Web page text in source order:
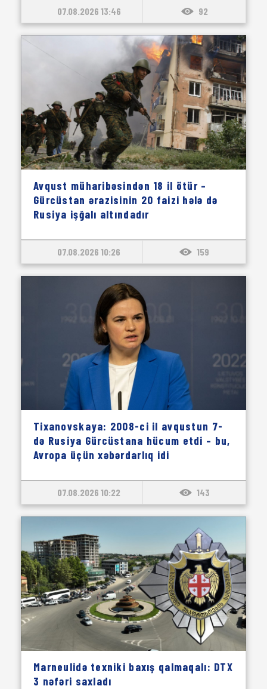
07.08.2026 13:46 92
Avqust müharibəsindən 18 il ötür –
Gürcüstan ərazisinin 20 faizi hələ də
Rusiya işğalı altındadır
07.08.2026 10:26 159
Tixanovskaya: 2008-ci il avqustun 7-
də Rusiya Gürcüstana hücum etdi – bu,
Avropa üçün xəbərdarlıq idi
07.08.2026 10:22 143
Marneulidə texniki baxış qalmaqalı: DTX
3 nəfəri saxladı